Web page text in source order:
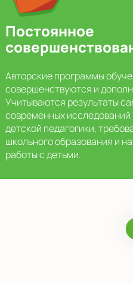
Постоянное
Авторские программы
совершенствуются и
Учитываются результаты
современных исследований
детской педагогики,
школьного образования и
работы с детьми.